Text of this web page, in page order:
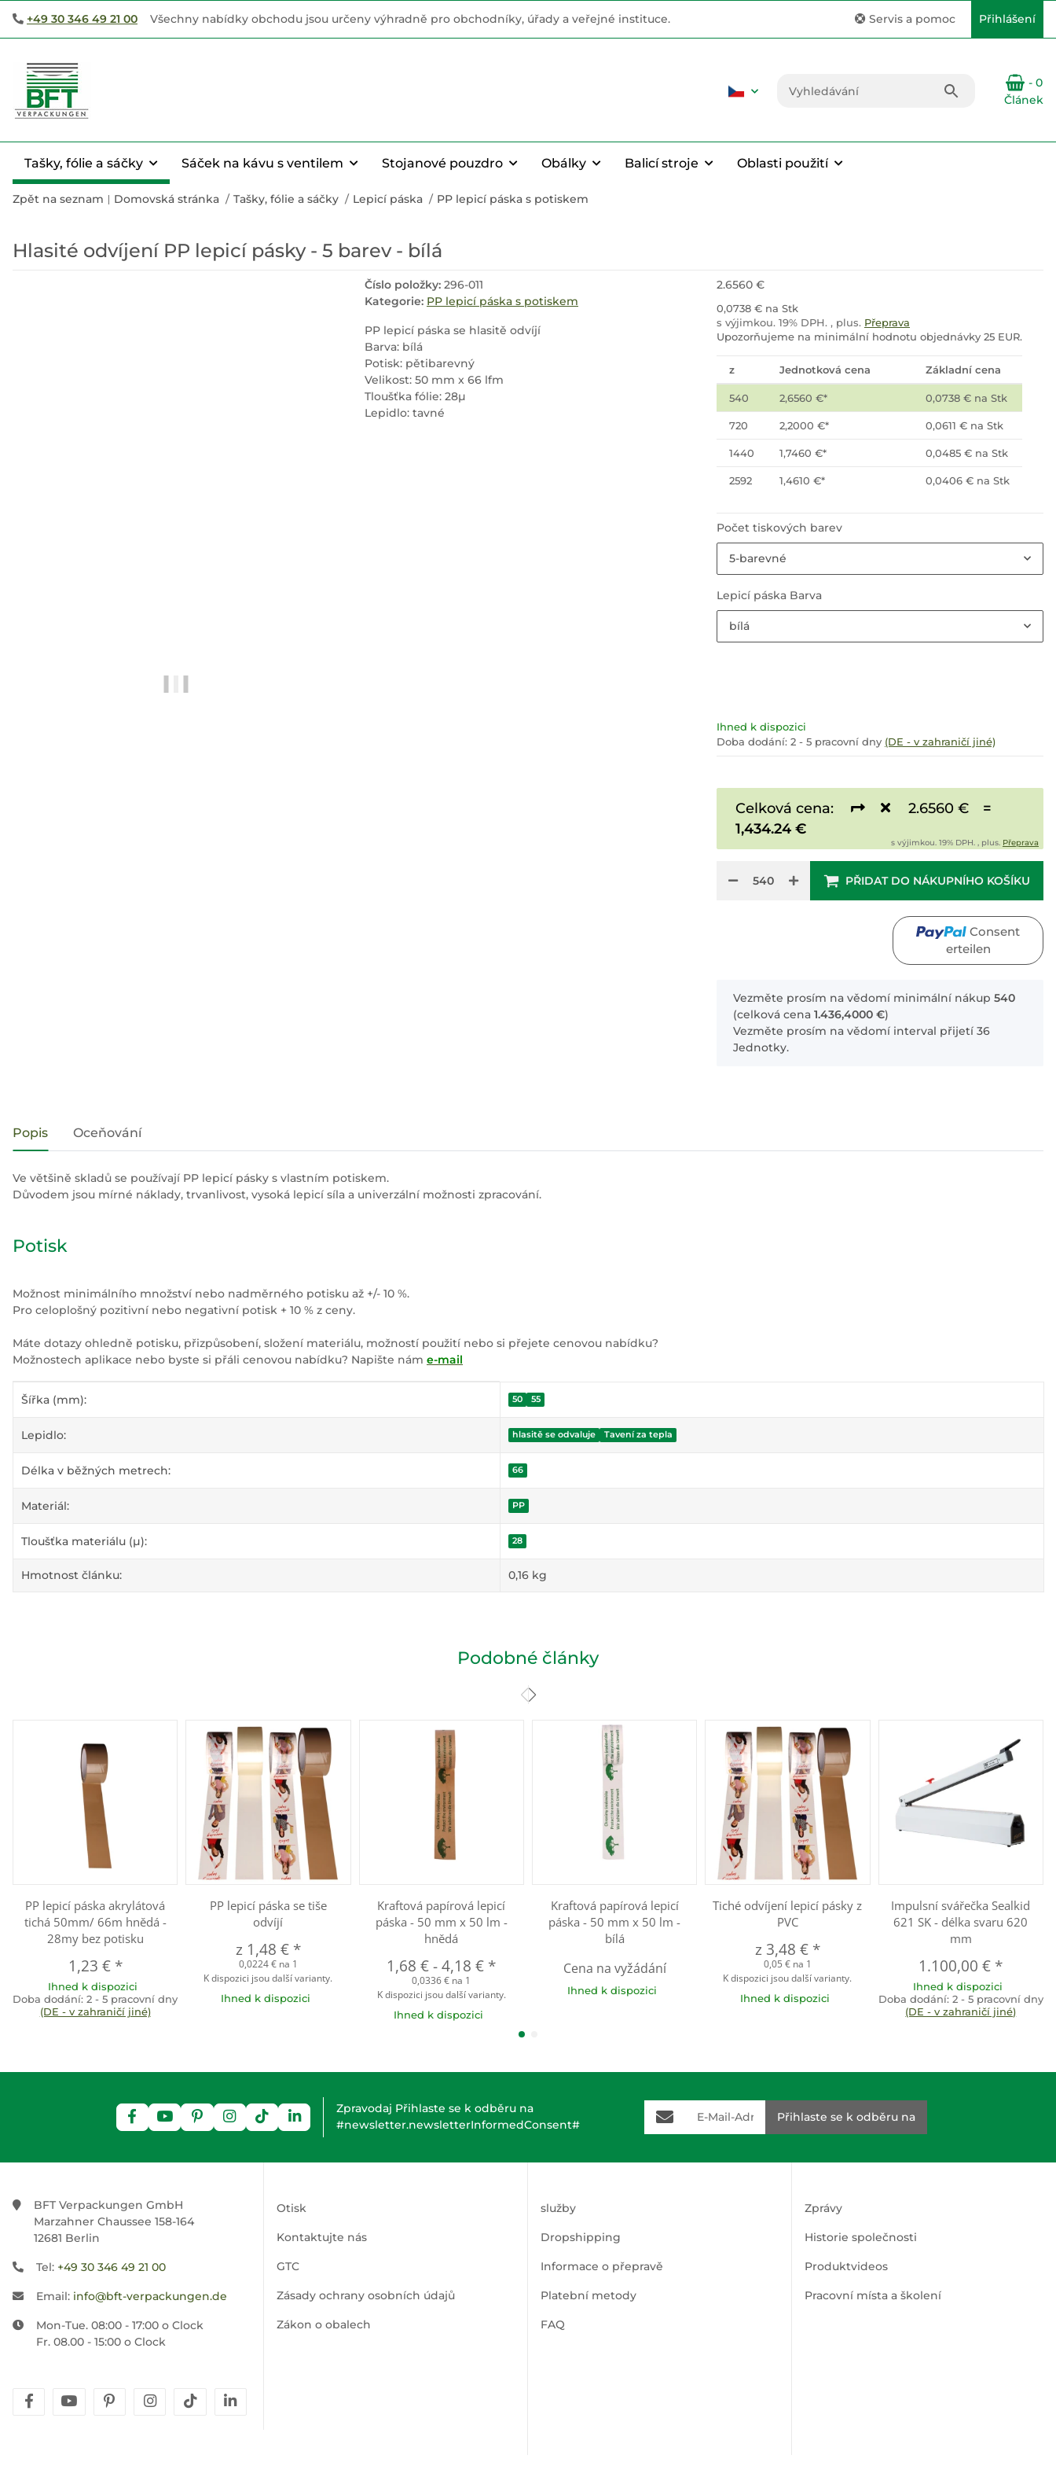
+49 30 346 49 21 00 Všechny nabídky obchodu jsou určeny výhradně pro obchodníky, úřady a veřejné instituce. Servis a pomoc Přihlášení
- 0
Článek
Tašky, fólie a sáčky Sáček na kávu s ventilem Stojanové pouzdro Obálky Balicí stroje Oblasti použití
Zpět na seznam Domovská stránka Tašky, fólie a sáčky Lepicí páska PP lepicí páska s potiskem
Hlasité odvíjení PP lepicí pásky - 5 barev - bílá
Číslo položky: 296-011
Kategorie: PP lepicí páska s potiskem
PP lepicí páska se hlasitě odvíjí
Barva: bílá
Potisk: pětibarevný
Velikost: 50 mm x 66 lfm
Tloušťka fólie: 28µ
Lepidlo: tavné
Ihned k dispozici
Doba dodání: 2 - 5 pracovní dny (DE - v zahraničí jiné)
2.6560 €
0,0738 € na Stk
s výjimkou. 19% DPH. , plus. Přeprava
Upozorňujeme na minimální hodnotu objednávky 25 EUR.
z Jednotková cena Základní cena
540 2,6560 €* 0,0738 € na Stk
720 2,2000 €* 0,0611 € na Stk
1440 1,7460 €* 0,0485 € na Stk
2592 1,4610 €* 0,0406 € na Stk
Počet tiskových barev
5-barevné
Lepicí páska Barva
bílá
Celková cena: 2.6560 €
=
1,434.24 €
s výjimkou. 19% DPH. , plus. Přeprava
PŘIDAT DO NÁKUPNÍHO KOŠÍKU
Consent
erteilen
x
Vezměte prosím na vědomí minimální nákup 540
(celková cena 1.436,4000 €)
Vezměte prosím na vědomí interval přijetí 36
Jednotky.
Popis Oceňování
Ve většině skladů se používají PP lepicí pásky s vlastním potiskem.
Důvodem jsou mírné náklady, trvanlivost, vysoká lepicí síla a univerzální možnosti zpracování.
Potisk
Možnost minimálního množství nebo nadměrného potisku až +/- 10 %.
Pro celoplošný pozitivní nebo negativní potisk + 10 % z ceny.
Máte dotazy ohledně potisku, přizpůsobení, složení materiálu, možností použití nebo si přejete cenovou nabídku?
Možnostech aplikace nebo byste si přáli cenovou nabídku? Napište nám e-mail
#productDetails.itemInformation#
#productDetails.itemValue#
Šířka (mm): 50 55
Lepidlo: hlasitě se odvaluje Tavení za tepla
Délka v běžných metrech: 66
Materiál: PP
Tloušťka materiálu (µ): 28
Hmotnost článku: 0,16 kg
Podobné články
PP lepicí páska akrylátová
tichá 50mm/ 66m hnědá -
28my bez potisku
1,23 € *
Ihned k dispozici
Doba dodání:2 - 5 pracovní dny
(DE - v zahraničí jiné)
PP lepicí páska se tiše
odvíjí
z 1,48 € *
0,0224 € na 1
K dispozici jsou další varianty.
Ihned k dispozici
Kraftová papírová lepicí
páska - 50 mm x 50 lm -
hnědá
1,68 €-4,18 € *
0,0336 € na 1
K dispozici jsou další varianty.
Ihned k dispozici
Kraftová papírová lepicí
páska - 50 mm x 50 lm -
bílá
Cena na vyžádání
Ihned k dispozici
Tiché odvíjení lepicí pásky z
PVC
z 3,48 € *
0,05 € na 1
K dispozici jsou další varianty.
Ihned k dispozici
Impulsní svářečka Sealkid
621 SK - délka svaru 620
mm
1.100,00 € *
Ihned k dispozici
Doba dodání: 2 - 5 pracovní dny
(DE - v zahraničí jiné)
Zpravodaj Přihlaste se k odběru na
#newsletter.newsletterInformedConsent#
E-Mail-Adresse
Přihlaste se k odběru na
BFT Verpackungen GmbH
Marzahner Chaussee 158-164
12681 Berlin
Tel: +49 30 346 49 21 00
Email: info@bft-verpackungen.de
Mon-Tue. 08:00 - 17:00 o Clock
Fr. 08.00 - 15:00 o Clock
facebookyoutubepinterestinstagram
tiktok
Otisk
Kontaktujte nás
GTC
Zásady ochrany osobních údajů
Zákon o obalech
služby
Dropshipping
Informace o přepravě
Platební metody
FAQ
Zprávy
Historie společnosti
Produktvideos
Pracovní místa a školení